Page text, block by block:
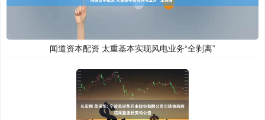
闻道资本配资 太重基本实现风电业务“全剥离”